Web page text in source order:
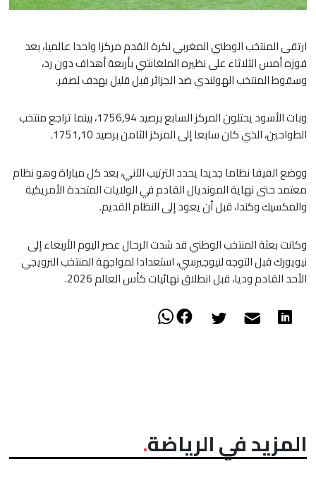
ارتقى المنتخب الوطني المغربي لكرة القدم مركزا واحدا عالميا، بعد
فوزه أمس الثلاثاء على نظيره الملغاشي بأربعة أهداف دون رد،
وسقوط المنتخب الهولندي ضد الجزائر قبل قليل بهدف لصفر.
وبات الأسود يحتلون المركز السابع برصيد 1756,94، بينما تراجع منتخب
الطواحين، الذي كان سابعا إلى المركز الثامن برصيد 1751,10.
ووضع الفيفا نظاما جديدا يحدد الترتيب الآني، بعد كل مباراة وهو نظام
معتمد حتى نهاية المونديال القادم في الولايات المتحدة الأمريكية
والمكسيك وكندا، قبل أن يعود إلى النظام القديم.
وكانت بعثة المنتخب الوطني قد شدت الرحال عصر اليوم الأربعاء إلى
نيويورك قبل التوجه لنيوجيرسي، استعدادا لمواجهة المنتخب النرويجي
الأحد القادم وديا، قبل انطلاق نهائيات كأس العالم 2026.
المزيد في الرياضة